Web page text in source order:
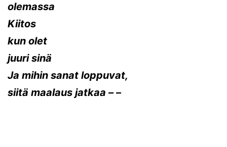
olemassa
Kiitos
kun olet
juuri sinä
Ja mihin sanat loppuvat,
siitä maalaus jatkaa – –